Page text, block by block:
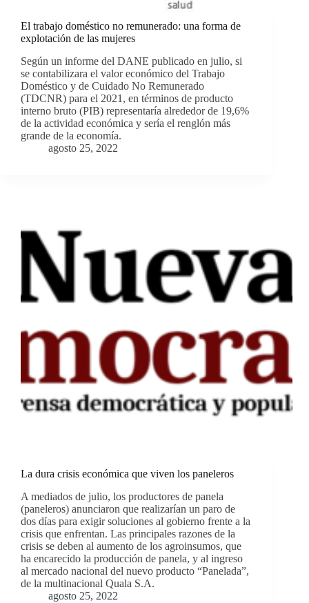
El trabajo doméstico no remunerado: una forma de
explotación de las mujeres
Según un informe del DANE publicado en julio, si
se contabilizara el valor económico del Trabajo
Doméstico y de Cuidado No Remunerado
(TDCNR) para el 2021, en términos de producto
interno bruto (PIB) representaría alrededor de 19,6%
de la actividad económica y sería el renglón más
grande de la economía.
agosto 25, 2022
La dura crisis económica que viven los paneleros
A mediados de julio, los productores de panela
(paneleros) anunciaron que realizarían un paro de
dos días para exigir soluciones al gobierno frente a la
crisis que enfrentan. Las principales razones de la
crisis se deben al aumento de los agroinsumos, que
ha encarecido la producción de panela, y al ingreso
al mercado nacional del nuevo producto “Panelada”,
de la multinacional Quala S.A.
agosto 25, 2022